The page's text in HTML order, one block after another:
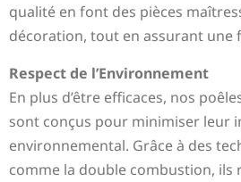
qualité en font des pièces
décoration, tout en assurant une
Respect de l’Environnement
En plus d’être efficaces, nos
sont conçus pour minimiser leur
environnemental. Grâce à des
comme la double combustion, ils